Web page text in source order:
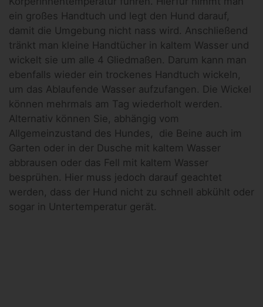
ein großes Handtuch und legt den Hund darauf,
damit die Umgebung nicht nass wird. Anschließend
tränkt man kleine Handtücher in kaltem Wasser und
wickelt sie um alle 4 Gliedmaßen. Darum kann man
ebenfalls wieder ein trockenes Handtuch wickeln,
um das Ablaufende Wasser aufzufangen. Die Wickel
können mehrmals am Tag wiederholt werden.
Alternativ können Sie, abhängig vom
Allgemeinzustand des Hundes, die Beine auch im
Garten oder in der Dusche mit kaltem Wasser
abbrausen oder das Fell mit kaltem Wasser
besprühen. Hier muss jedoch darauf geachtet
werden, dass der Hund nicht zu schnell abkühlt oder
sogar in Untertemperatur gerät.